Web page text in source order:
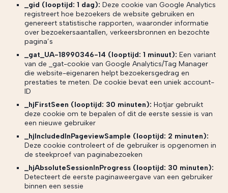
_gid (looptijd: 1 dag): Deze cookie van Google Analytics
registreert hoe bezoekers de website gebruiken en
genereert statistische rapporten, waaronder informatie
over bezoekersaantallen, verkeersbronnen en bezochte
pagina’s
_gat_UA-18990346-14 (looptijd: 1 minuut): Een variant
van de _gat-cookie van Google Analytics/Tag Manager
die website-eigenaren helpt bezoekersgedrag en
prestaties te meten. De cookie bevat een uniek account-
ID
_hjFirstSeen (looptijd: 30 minuten): Hotjar gebruikt
deze cookie om te bepalen of dit de eerste sessie is van
een nieuwe gebruiker
_hjIncludedInPageviewSample (looptijd: 2 minuten):
Deze cookie controleert of de gebruiker is opgenomen in
de steekproef van paginabezoeken
_hjAbsoluteSessionInProgress (looptijd: 30 minuten):
Detecteert de eerste paginaweergave van een gebruiker
binnen een sessie